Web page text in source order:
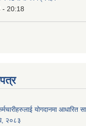
- 20:18
योगदानमा आधारित
२०८३